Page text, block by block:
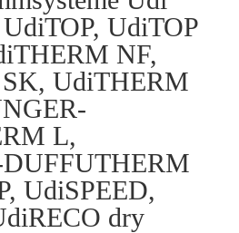
UdiTOP
NF,
UdiTHERM
L,
UdiSPEED,
dry